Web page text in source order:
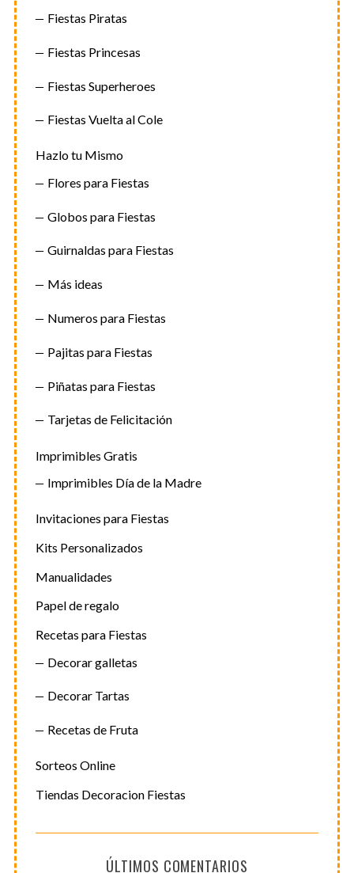
Fiestas Piratas
Fiestas Princesas
Fiestas Superheroes
Fiestas Vuelta al Cole
Hazlo tu Mismo
Flores para Fiestas
Globos para Fiestas
Guirnaldas para Fiestas
Más ideas
Numeros para Fiestas
Pajitas para Fiestas
Piñatas para Fiestas
Tarjetas de Felicitación
Imprimibles Gratis
Imprimibles Día de la Madre
Invitaciones para Fiestas
Kits Personalizados
Manualidades
Papel de regalo
Recetas para Fiestas
Decorar galletas
Decorar Tartas
Recetas de Fruta
Sorteos Online
Tiendas Decoracion Fiestas
ÚLTIMOS COMENTARIOS